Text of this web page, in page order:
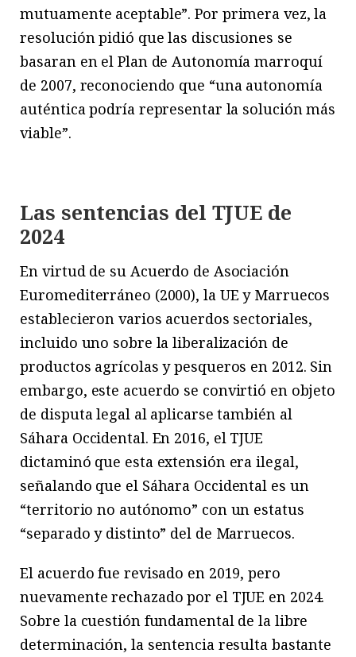
mutuamente aceptable”. Por primera vez, la
resolución pidió que las discusiones se
basaran en el Plan de Autonomía marroquí
de 2007, reconociendo que “una autonomía
auténtica podría representar la solución más
viable”.
Las sentencias del TJUE de
2024
En virtud de su Acuerdo de Asociación
Euromediterráneo (2000), la UE y Marruecos
establecieron varios acuerdos sectoriales,
incluido uno sobre la liberalización de
productos agrícolas y pesqueros en 2012. Sin
embargo, este acuerdo se convirtió en objeto
de disputa legal al aplicarse también al
Sáhara Occidental. En 2016, el TJUE
dictaminó que esta extensión era ilegal,
señalando que el Sáhara Occidental es un
“territorio no autónomo” con un estatus
“separado y distinto” del de Marruecos.
El acuerdo fue revisado en 2019, pero
nuevamente rechazado por el TJUE en 2024.
Sobre la cuestión fundamental de la libre
determinación, la sentencia resulta bastante